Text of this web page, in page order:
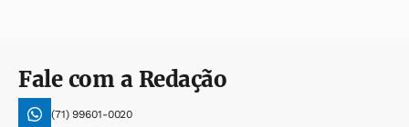
Fale com a Redação
(71) 99601-0020